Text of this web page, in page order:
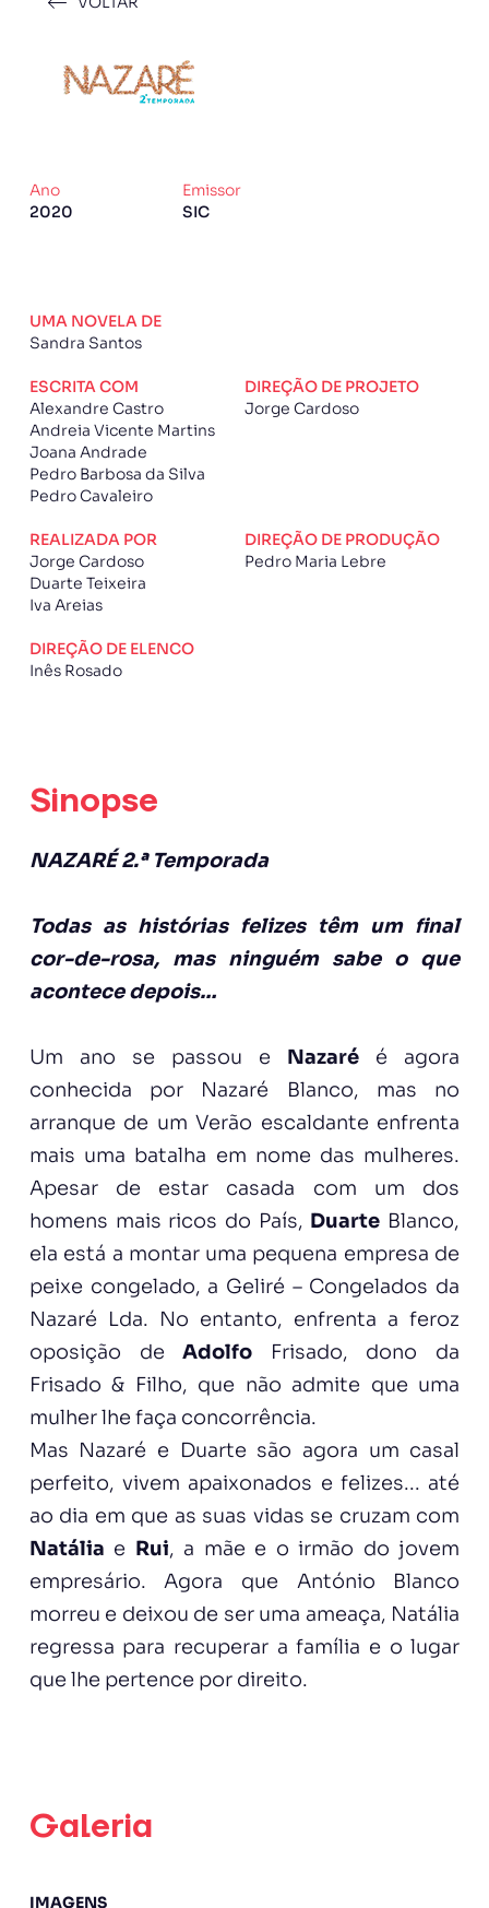
Ano
2020
Emissor
SIC
UMA NOVELA DE
Sandra Santos
ESCRITA COM
Alexandre Castro
Andreia Vicente Martins
Joana Andrade
Pedro Barbosa da Silva
Pedro Cavaleiro
DIREÇÃO DE PROJETO
Jorge Cardoso
REALIZADA POR
Jorge Cardoso
Duarte Teixeira
Iva Areias
DIREÇÃO DE PRODUÇÃO
Pedro Maria Lebre
DIREÇÃO DE ELENCO
Inês Rosado
Sinopse
NAZARÉ 2.ª Temporada
Todas as histórias felizes têm um final
cor-de-rosa, mas ninguém sabe o que
acontece depois…
Um ano se passou e Nazaré é agora
conhecida por Nazaré Blanco, mas no
arranque de um Verão escaldante enfrenta
mais uma batalha em nome das mulheres.
Apesar de estar casada com um dos
homens mais ricos do País, Duarte Blanco,
ela está a montar uma pequena empresa de
peixe congelado, a Geliré – Congelados da
Nazaré Lda. No entanto, enfrenta a feroz
oposição deAdolfo Frisado, dono da
Frisado & Filho, que não admite que uma
mulher lhe faça concorrência.
Mas Nazaré e Duarte são agora um casal
perfeito, vivem apaixonados e felizes... até
ao dia em que as suas vidas se cruzam com
Natália e Rui, a mãe e o irmão do jovem
empresário. Agora que António Blanco
morreu e deixou de ser uma ameaça, Natália
regressa para recuperar a família e o lugar
que lhe pertence por direito.
Galeria
IMAGENS